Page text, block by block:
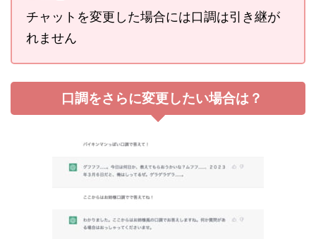
チャットを変更した場合には口調は引き継が
れません
口調をさらに変更したい場合は？